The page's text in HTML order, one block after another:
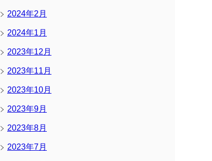
2024年2月
2024年1月
2023年12月
2023年11月
2023年10月
2023年9月
2023年8月
2023年7月